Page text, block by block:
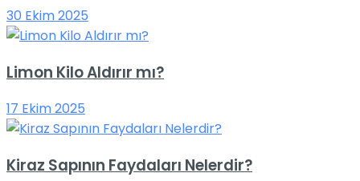
30 Ekim 2025
Limon Kilo Aldırır mı?
17 Ekim 2025
Kiraz Sapının Faydaları Nelerdir?